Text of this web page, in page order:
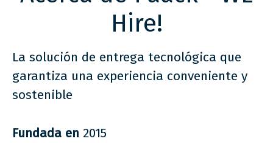
Hire!
La solución de entrega tecnológica que
garantiza una experiencia conveniente y
sostenible
Fundada en 2015